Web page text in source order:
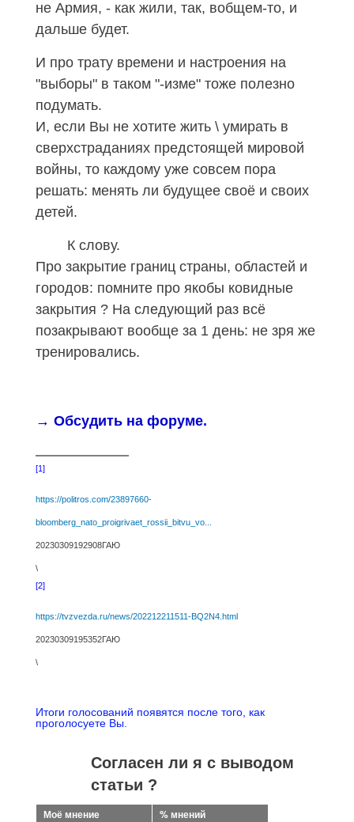
не Армия, - как жили, так, вобщем-то, и
дальше будет.
И про трату времени и настроения на
"выборы" в таком "-изме" тоже полезно
подумать.
И, если Вы не хотите жить \ умирать в
сверхстраданиях предстоящей мировой
войны, то каждому уже совсем пора
решать: менять ли будущее своё и своих
детей.
К слову.
Про закрытие границ страны, областей и
городов: помните про якобы ковидные
закрытия ? На следующий раз всё
позакрывают вообще за 1 день: не зря же
тренировались.
→ Обсудить на форуме.
[1]
https://politros.com/23897660-
bloomberg_nato_proigrivaet_rossii_bitvu_vo...
20230309192908ГАЮ
\
[2]
https://tvzvezda.ru/news/202212211511-BQ2N4.html
20230309195352ГАЮ
\
Итоги голосований появятся после того, как
проголосуете Вы.
Согласен ли я с выводом
статьи ?
Моё мнение % мнений